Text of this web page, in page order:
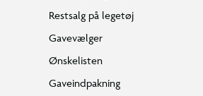
Restsalg på legetøj
Gavevælger
Ønskelisten
Gaveindpakning